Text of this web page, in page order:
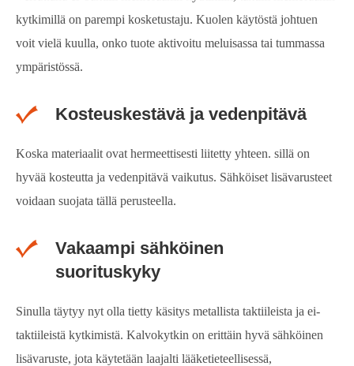
kytkimillä on parempi kosketustaju. Kuolen käytöstä johtuen
voit vielä kuulla, onko tuote aktivoitu meluisassa tai tummassa
ympäristössä.
Kosteuskestävä ja vedenpitävä
Koska materiaalit ovat hermeettisesti liitetty yhteen. sillä on
hyvää kosteutta ja vedenpitävä vaikutus. Sähköiset lisävarusteet
voidaan suojata tällä perusteella.
Vakaampi sähköinen
suorituskyky
Sinulla täytyy nyt olla tietty käsitys metallista taktiileista ja ei-
taktiileistä kytkimistä. Kalvokytkin on erittäin hyvä sähköinen
lisävaruste, jota käytetään laajalti lääketieteellisessä,